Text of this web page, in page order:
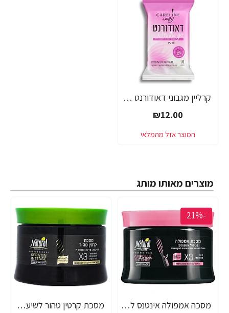
קרליין מגבוני דאודורנט נושם+ 75 מ"ל - מבית CARELINE
₪12.00
מוצרים מאותו מותג
-21%
מסכה אמפולה אינטנס לשיער יבש צבוע ופגום במיוחד נטורל פורמולה 350 מ"ל - מבית NATURAL FORMULA
מסכת קרטין טהור לשיער נטורל פורמולה 350 מ"ל - מבית NATURAL FORMULA